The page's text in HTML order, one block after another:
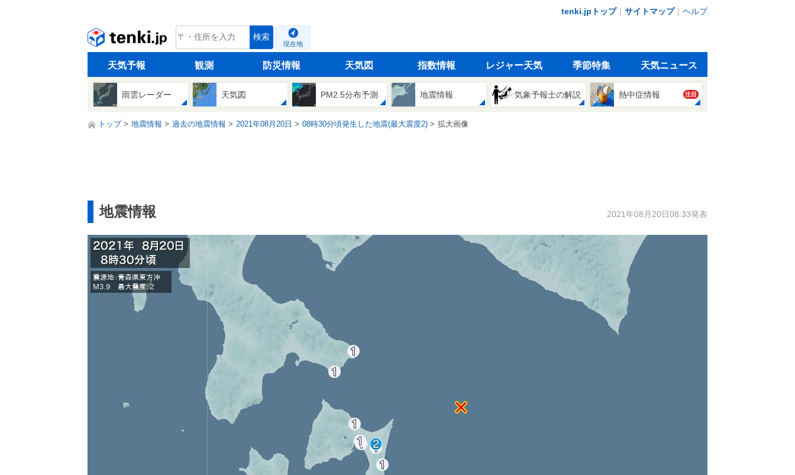
tenki.jpトップ｜ サイトマップ｜ ヘルプ
tenki.jp 検索
現在地
天気予報 観測 防災情報 天気図 指数情報 レジャー天気 季節特集 天気ニュース
雨雲レーダー 天気図 PM2.5分布予測 地震情報 気象予報士の解説 熱中症情報 注目
トップ 地震情報 過去の地震情報 2021年08月20日 08時30分頃発生した地震(最大震度2) 拡大画像
地震情報 2021年08月20日08:33発表